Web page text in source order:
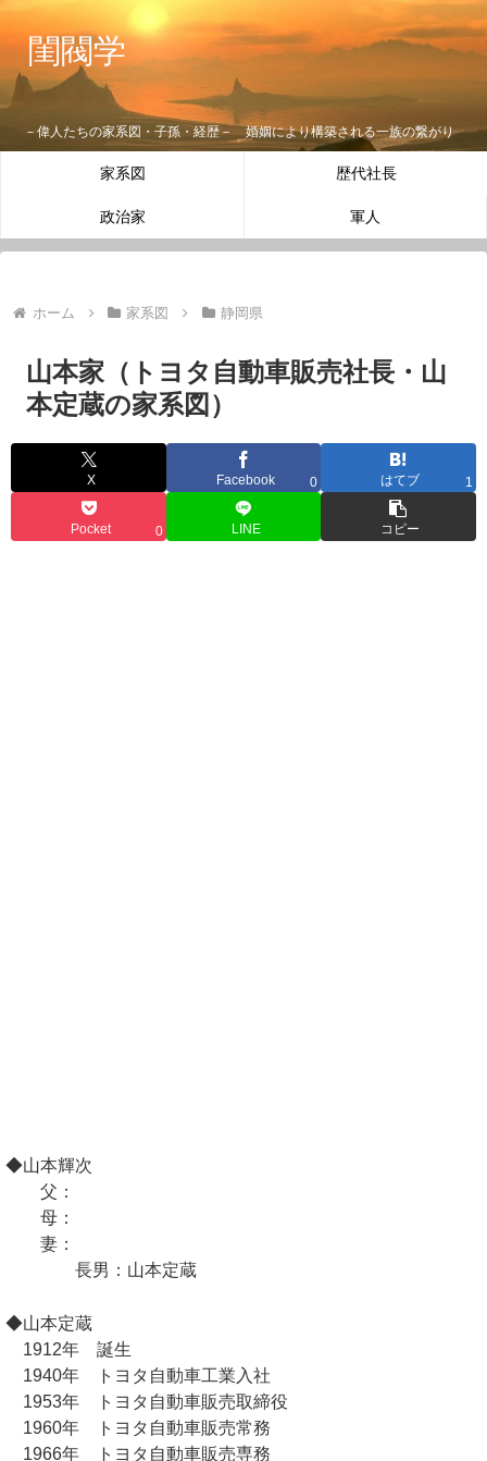
閨閥学
－偉人たちの家系図・子孫・経歴－ 婚姻により構築される一族の繋がり
家系図 歴代社長
政治家 軍人
ホーム 家系図 静岡県
山本家（トヨタ自動車販売社長・山
本定蔵の家系図）
X Facebook 0 はてブ 1
Pocket 0 LINE コピー
◆山本輝次
父：
母：
妻：
長男：山本定蔵
◆山本定蔵
1912年 誕生
1940年 トヨタ自動車工業入社
1953年 トヨタ自動車販売取締役
1960年 トヨタ自動車販売常務
1966年 トヨタ自動車販売専務